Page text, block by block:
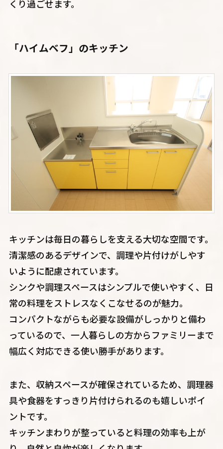
くり過ごせます。
「ハイムベフ」のキッチン
キッチンは毎日の暮らしを支える大切な空間です。
清潔感のあるデザインで、調理や片付けがしやす
いように配慮されています。
シンクや調理スペースはシンプルで使いやすく、日
常の料理をストレスなくこなせるのが魅力。
コンパクトながらも必要な設備がしっかりと備わ
っているので、一人暮らしの方からファミリーまで
幅広く対応できる使い勝手があります。
また、収納スペースが確保されているため、調理器
具や食器をすっきり片付けられるのも嬉しいポイ
ントです。
キッチンまわりが整っていると料理の効率も上が